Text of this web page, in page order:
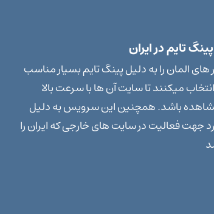
تایم در ایران
المان را به دلیل پینگ تایم بسیار مناسب
میکنند تا سایت آن ها با سرعت بالا
باشد. همچنین این سرویس به دلیل
جهت فعالیت در سایت های خارجی که ایران را